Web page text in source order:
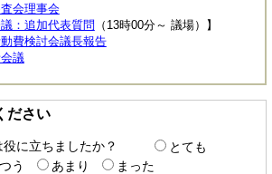
会理事会
：追加代表質問 （13時00分～ 議場）】
費検討会議長報告
議
ださい
に立ちましたか？
とても
う あまり
まった